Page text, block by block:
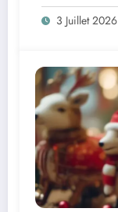
3 Juillet 2026